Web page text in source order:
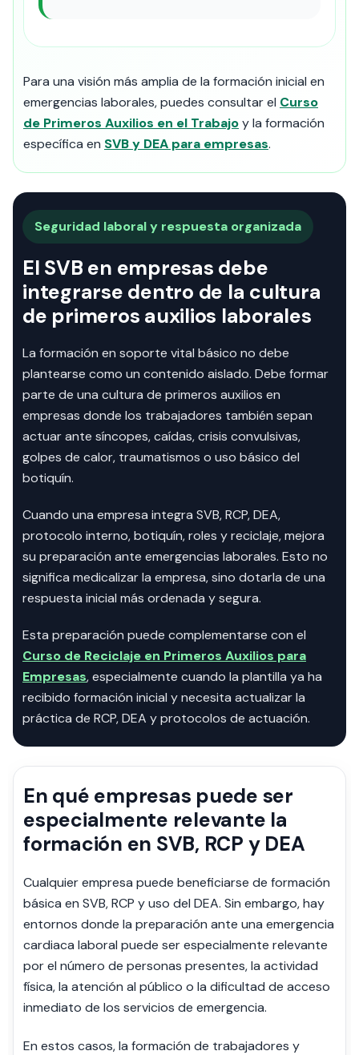
Para una visión más amplia de la formación inicial en
emergencias laborales, puedes consultar el Curso
de Primeros Auxilios en el Trabajoy la formación
específica en SVB y DEA para empresas.
Seguridad laboral y respuesta organizada
El SVB en empresas debe
integrarse dentro de la cultura
de primeros auxilios laborales
La formación en soporte vital básico no debe
plantearse como un contenido aislado. Debe formar
parte de una cultura de primeros auxilios en
empresas donde los trabajadores también sepan
actuar ante síncopes, caídas, crisis convulsivas,
golpes de calor, traumatismos o uso básico del
botiquín.
Cuando una empresa integra SVB, RCP, DEA,
protocolo interno, botiquín, roles y reciclaje, mejora
su preparación ante emergencias laborales. Esto no
significa medicalizar la empresa, sino dotarla de una
respuesta inicial más ordenada y segura.
Esta preparación puede complementarse con el
Curso de Reciclaje en Primeros Auxilios para
Empresas, especialmente cuando la plantilla ya ha
recibido formación inicial y necesita actualizar la
práctica de RCP, DEA y protocolos de actuación.
En qué empresas puede ser
especialmente relevante la
formación en SVB, RCP y DEA
Cualquier empresa puede beneficiarse de formación
básica en SVB, RCP y uso del DEA. Sin embargo, hay
entornos donde la preparación ante una emergencia
cardiaca laboral puede ser especialmente relevante
por el número de personas presentes, la actividad
física, la atención al público o la dificultad de acceso
inmediato de los servicios de emergencia.
En estos casos, la formación de trabajadores y